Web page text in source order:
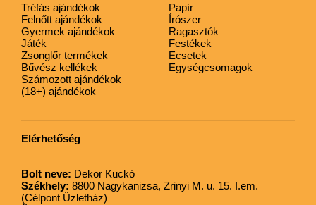
Tréfás ajándékok
Felnőtt ajándékok
Gyermek ajándékok
Játék
Zsonglőr termékek
Bűvész kellékek
Számozott ajándékok
(18+) ajándékok
Papír
Írószer
Ragasztók
Festékek
Ecsetek
Egységcsomagok
Elérhetőség
Bolt neve: Dekor Kuckó
Székhely: 8800 Nagykanizsa, Zrinyi M. u. 15. I.em.
(Célpont Üzletház)